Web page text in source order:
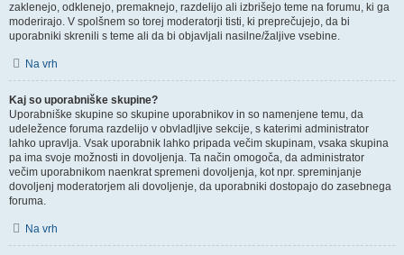
zaklenejo, odklenejo, premaknejo, razdelijo ali izbrišejo teme na forumu, ki ga
moderirajo. V spolšnem so torej moderatorji tisti, ki preprečujejo, da bi
uporabniki skrenili s teme ali da bi objavljali nasilne/žaljive vsebine.
Na vrh
Kaj so uporabniške skupine?
Uporabniške skupine so skupine uporabnikov in so namenjene temu, da
udeležence foruma razdelijo v obvladljive sekcije, s katerimi administrator
lahko upravlja. Vsak uporabnik lahko pripada večim skupinam, vsaka skupina
pa ima svoje možnosti in dovoljenja. Ta način omogoča, da administrator
večim uporabnikom naenkrat spremeni dovoljenja, kot npr. spreminjanje
dovoljenj moderatorjem ali dovoljenje, da uporabniki dostopajo do zasebnega
foruma.
Na vrh